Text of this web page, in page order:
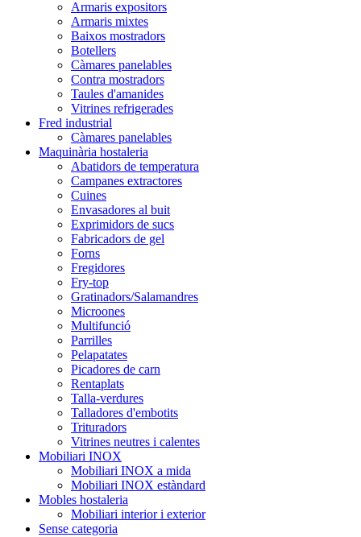
Armaris expositors
Armaris mixtes
Baixos mostradors
Botellers
Càmares panelables
Contra mostradors
Taules d'amanides
Vitrines refrigerades
Fred industrial
Càmares panelables
Maquinària hostaleria
Abatidors de temperatura
Campanes extractores
Cuines
Envasadores al buit
Exprimidors de sucs
Fabricadors de gel
Forns
Fregidores
Fry-top
Gratinadors/Salamandres
Microones
Multifunció
Parrilles
Pelapatates
Picadores de carn
Rentaplats
Talla-verdures
Talladores d'embotits
Trituradors
Vitrines neutres i calentes
Mobiliari INOX
Mobiliari INOX a mida
Mobiliari INOX estàndard
Mobles hostaleria
Mobiliari interior i exterior
Sense categoria